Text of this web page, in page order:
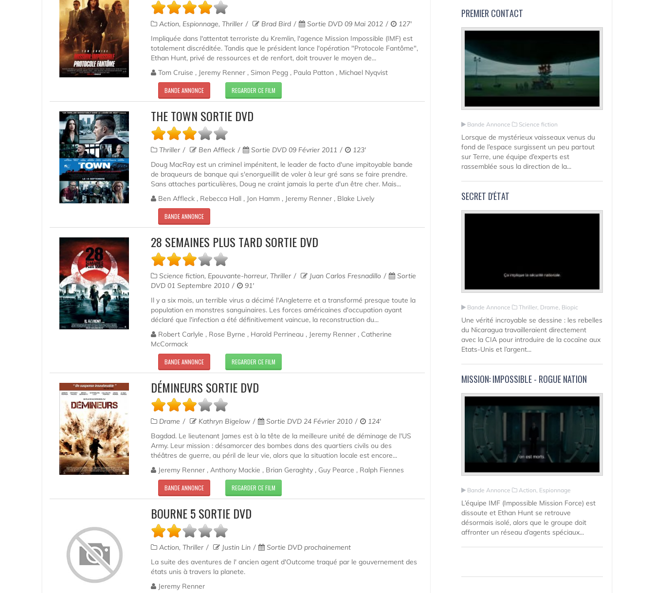
Action, Espionnage, Thriller Brad Bird Sortie DVD 09 Mai 2012
127'
Impliquée dans l'attentat terroriste du Kremlin, l'agence Mission Impossible (IMF) est
totalement discréditée. Tandis que le président lance l'opération "Protocole Fantôme",
Ethan Hunt, privé de ressources et de renfort, doit trouver le moyen de...
Tom Cruise , Jeremy Renner , Simon Pegg , Paula Patton , Michael Nyqvist
BANDE ANNONCE REGARDER CE FILM
THE TOWN SORTIE DVD
Thriller Ben Affleck Sortie DVD 09 Février 2011
123'
Doug MacRay est un criminel impénitent, le leader de facto d'une impitoyable bande
de braqueurs de banque qui s'enorgueillit de voler à leur gré sans se faire prendre.
Sans attaches particulières, Doug ne craint jamais la perte d'un être cher. Mais...
Ben Affleck , Rebecca Hall , Jon Hamm , Jeremy Renner , Blake Lively
BANDE ANNONCE
28 SEMAINES PLUS TARD SORTIE DVD
Science fiction, Epouvante-horreur, Thriller Juan Carlos Fresnadillo
Sortie
DVD 01 Septembre 2010
91'
Il y a six mois, un terrible virus a décimé l'Angleterre et a transformé presque toute la
population en monstres sanguinaires. Les forces américaines d'occupation ayant
déclaré que l'infection a été définitivement vaincue, la reconstruction du...
Robert Carlyle , Rose Byrne , Harold Perrineau , Jeremy Renner , Catherine
McCormack
BANDE ANNONCE REGARDER CE FILM
DÉMINEURS SORTIE DVD
Drame Kathryn Bigelow Sortie DVD 24 Février 2010
124'
Bagdad. Le lieutenant James est à la tête de la meilleure unité de déminage de l'US
Army. Leur mission : désamorcer des bombes dans des quartiers civils ou des
théâtres de guerre, au péril de leur vie, alors que la situation locale est encore...
Jeremy Renner , Anthony Mackie , Brian Geraghty , Guy Pearce , Ralph Fiennes
BANDE ANNONCE REGARDER CE FILM
BOURNE 5 SORTIE DVD
Action, Thriller Justin Lin
Sortie DVD prochainement
La suite des aventures de l' ancien agent d'Outcome traqué par le gouvernement des
états unis à travers la planete.
Jeremy Renner
PREMIER CONTACT
Bande Annonce Science fiction
Lorsque de mystérieux vaisseaux venus du
fond de l’espace surgissent un peu partout
sur Terre, une équipe d’experts est
rassemblée sous la direction de la...
SECRET D'ÉTAT
Bande Annonce Thriller, Drame, Biopic
Une vérité incroyable se dessine : les rebelles
du Nicaragua travailleraient directement
avec la CIA pour introduire de la cocaïne aux
Etats-Unis et l’argent...
MISSION: IMPOSSIBLE - ROGUE NATION
Bande Annonce Action, Espionnage
L’équipe IMF (Impossible Mission Force) est
dissoute et Ethan Hunt se retrouve
désormais isolé, alors que le groupe doit
affronter un réseau d’agents spéciaux...